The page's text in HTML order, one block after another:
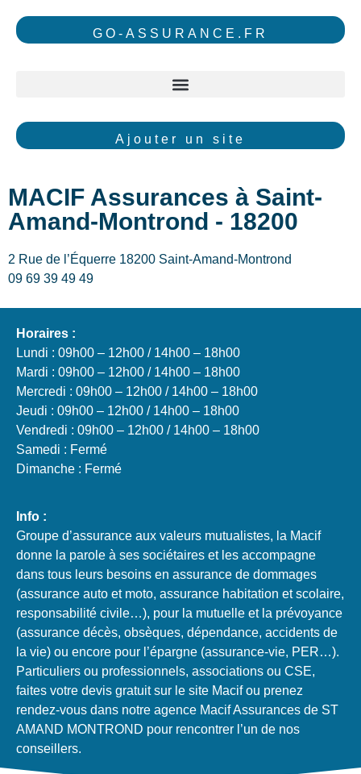
GO-ASSURANCE.FR
Ajouter un site
MACIF Assurances à Saint-
Amand-Montrond - 18200
2 Rue de l’Équerre 18200 Saint-Amand-Montrond
09 69 39 49 49
Horaires :
Lundi : 09h00 – 12h00 / 14h00 – 18h00
Mardi : 09h00 – 12h00 / 14h00 – 18h00
Mercredi : 09h00 – 12h00 / 14h00 – 18h00
Jeudi : 09h00 – 12h00 / 14h00 – 18h00
Vendredi : 09h00 – 12h00 / 14h00 – 18h00
Samedi : Fermé
Dimanche : Fermé
Info :
Groupe d’assurance aux valeurs mutualistes, la Macif
donne la parole à ses sociétaires et les accompagne
dans tous leurs besoins en assurance de dommages
(assurance auto et moto, assurance habitation et scolaire,
responsabilité civile…), pour la mutuelle et la prévoyance
(assurance décès, obsèques, dépendance, accidents de
la vie) ou encore pour l’épargne (assurance-vie, PER…).
Particuliers ou professionnels, associations ou CSE,
faites votre devis gratuit sur le site Macif ou prenez
rendez-vous dans notre agence Macif Assurances de ST
AMAND MONTROND pour rencontrer l’un de nos
conseillers.